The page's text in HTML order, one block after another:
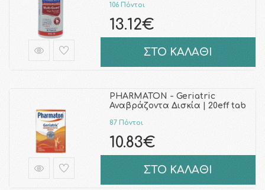
106 Πόντοι
13.12€
ΣΤΟ ΚΑΛΑΘΙ
PHARMATON - Geriatric
Αναβράζοντα Δισκία | 20eff tab
87 Πόντοι
10.83€
ΣΤΟ ΚΑΛΑΘΙ